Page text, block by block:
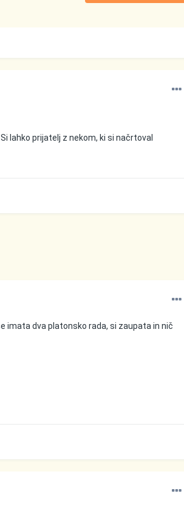
lahko prijatelj z nekom, ki si načrtoval
imata dva platonsko rada, si zaupata in nič